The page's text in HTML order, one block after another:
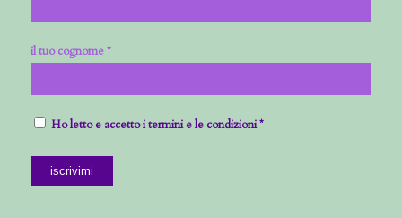
il tuo cognome *
Ho letto e accetto i termini e le condizioni *